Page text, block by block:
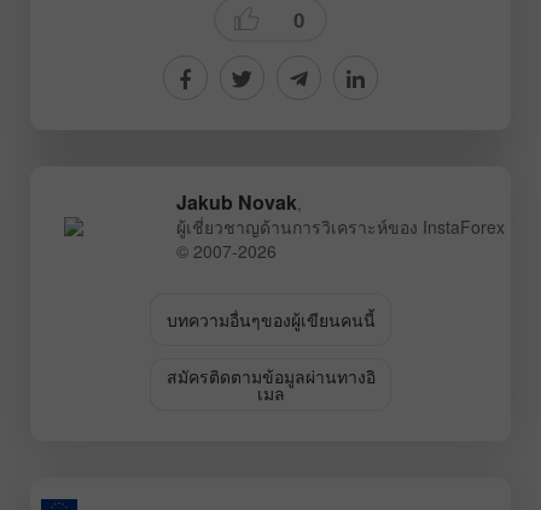
0
Jakub Novak,
ผู้เชี่ยวชาญด้านการวิเคราะห์ของ InstaForex
© 2007-2026
บทความอื่นๆของผู้เขียนคนนี้
สมัครติดตามข้อมูลผ่านทางอิ
เมล